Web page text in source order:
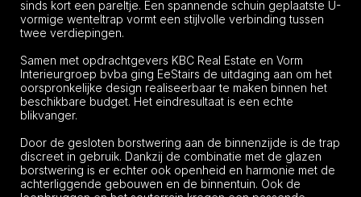
sinds kort een pareltje. Een spannende schuin geplaatste U-
vormige wenteltrap vormt een stijlvolle verbinding tussen
twee verdiepingen.
Samen met opdrachtgevers KBC Real Estate en Vorm
Interieurgroep bvba ging EeStairs de uitdaging aan om het
oorspronkelijke design realiseerbaar te maken binnen het
beschikbare budget. Het eindresultaat is een echte
blikvanger.
Door de gesloten borstwering aan de binnenzijde is de trap
discreet in gebruik. Dankzij de combinatie met de glazen
borstwering is er echter ook openheid en harmonie met de
achterliggende gebouwen en de binnentuin. Ook de